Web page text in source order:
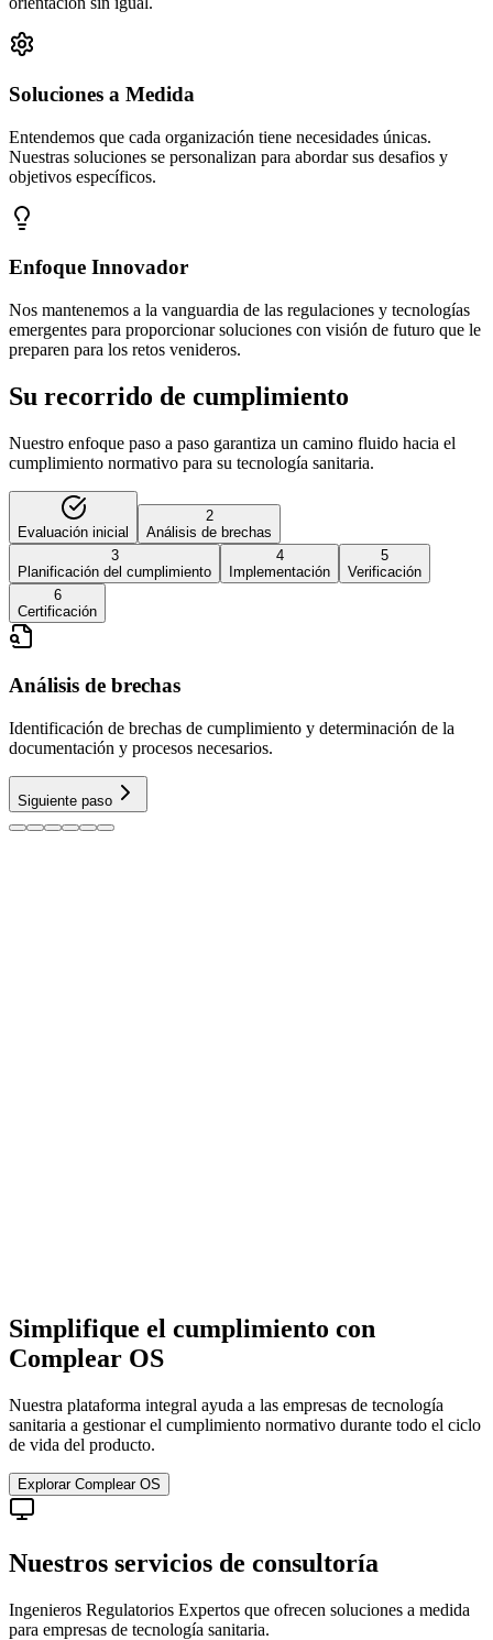
Soluciones a Medida
Entendemos que cada organización tiene necesidades únicas.
Nuestras soluciones se personalizan para abordar sus desafios y
objetivos específicos.
Enfoque Innovador
Nos mantenemos a la vanguardia de las regulaciones y tecnologías
emergentes para proporcionar soluciones con visión de futuro que le
preparen para los retos venideros.
Su recorrido de cumplimiento
Nuestro enfoque paso a paso garantiza un camino fluido hacia el
cumplimiento normativo para su tecnología sanitaria.
Evaluación inicial
2
Análisis de brechas
3
Planificación del cumplimiento
4
Implementación
5
Verificación
6
Certificación
Análisis de brechas
Identificación de brechas de cumplimiento y determinación de la
documentación y procesos necesarios.
Siguiente paso
Simplifique el cumplimiento con
Complear OS
Nuestra plataforma integral ayuda a las empresas de tecnología
sanitaria a gestionar el cumplimiento normativo durante todo el ciclo
de vida del producto.
Explorar Complear OS
Nuestros servicios de consultoría
Ingenieros Regulatorios Expertos que ofrecen soluciones a medida
para empresas de tecnología sanitaria.